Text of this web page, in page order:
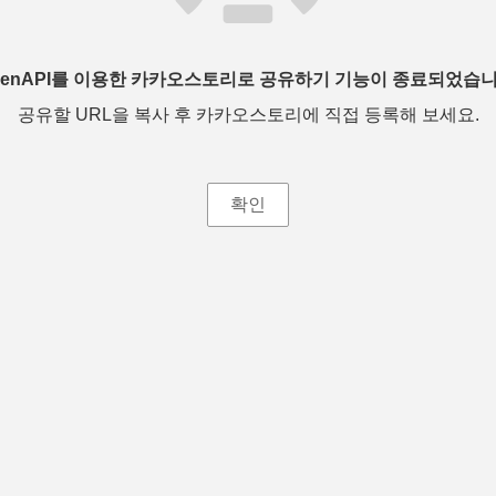
를 이용한 카카오스토리로 공유하기 기능이 종료되었습
공유할 URL을 복사 후 카카오스토리에 직접 등록해 보세요.
확인